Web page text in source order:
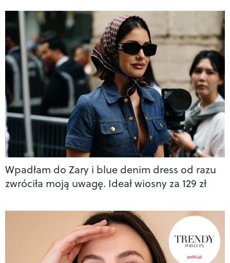
Wpadłam do Zary i blue denim dress od razu
zwróciła moją uwagę. Ideał wiosny za 129 zł